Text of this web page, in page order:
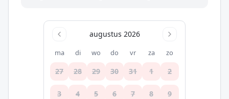
augustus 2026
ma di wo do vr za zo
27 28 29 30 31 1 2
3 4 5 6 7 8 9